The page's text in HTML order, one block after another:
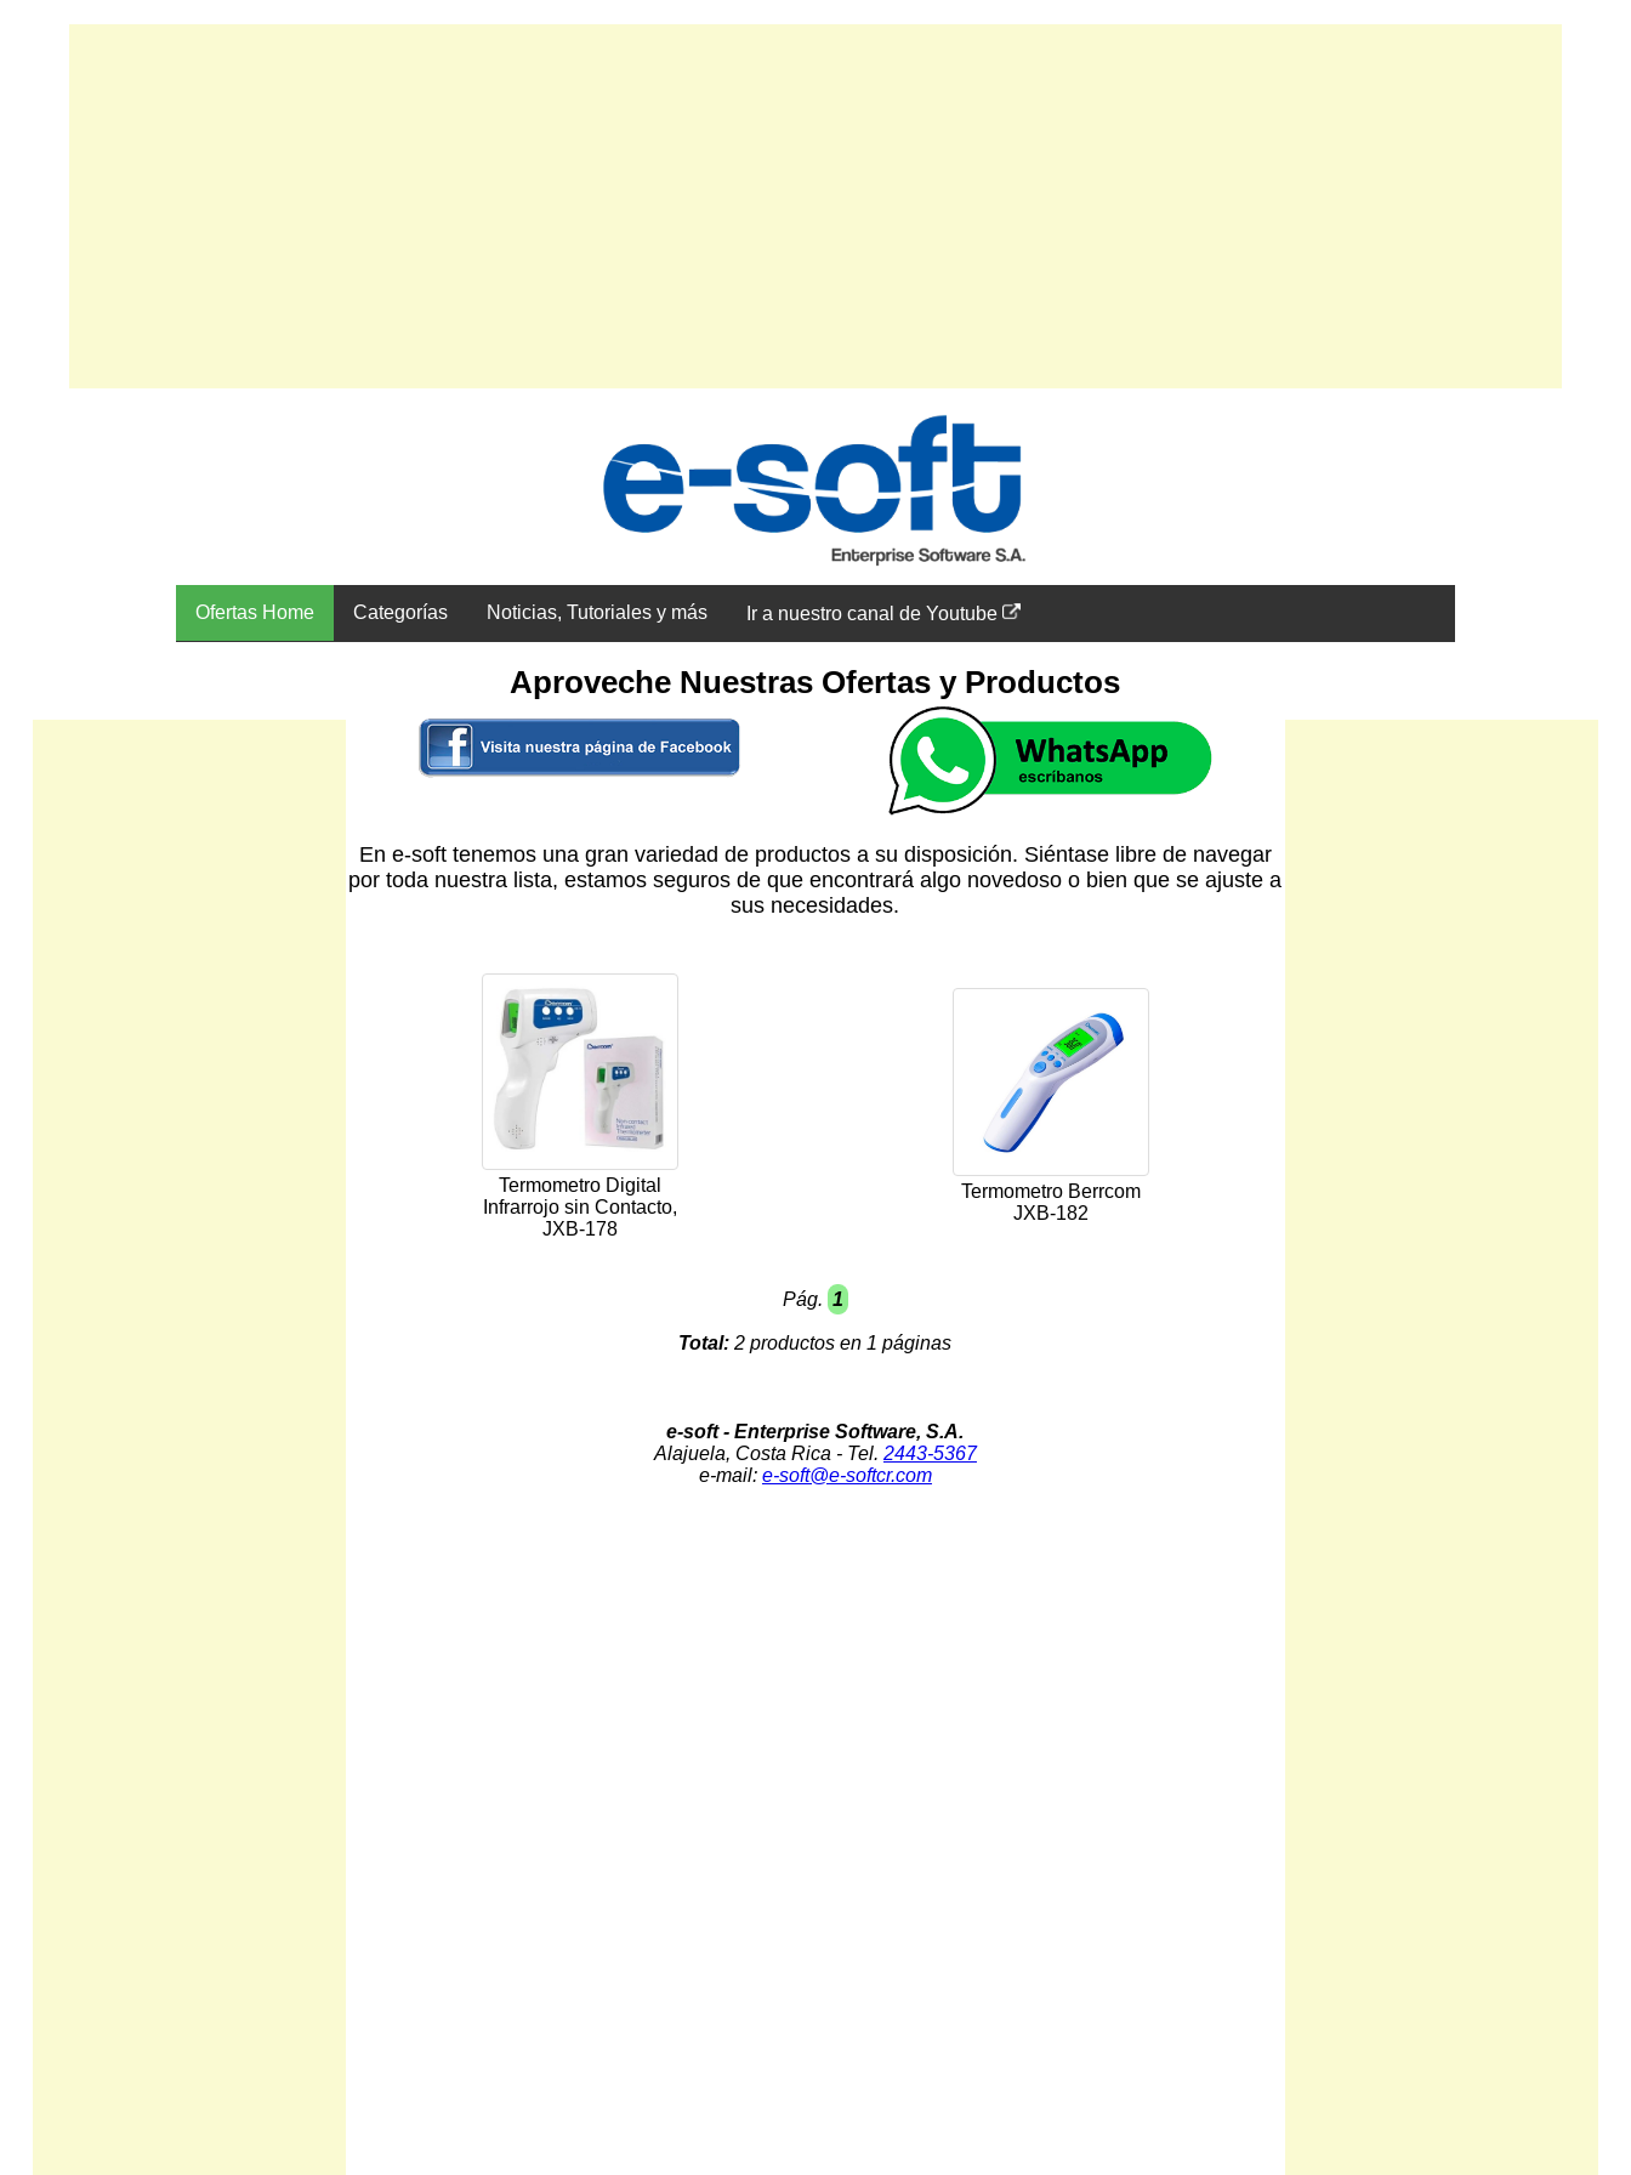
Ofertas Home Categorías Noticias, Tutoriales y más Ir a nuestro canal de Youtube
Aproveche Nuestras Ofertas y Productos
En e-soft tenemos una gran variedad de productos a su disposición. Siéntase libre de navegar
por toda nuestra lista, estamos seguros de que encontrará algo novedoso o bien que se ajuste a
sus necesidades.
Termometro Digital
Infrarrojo sin Contacto,
JXB-178
Termometro Berrcom
JXB-182
Pág. 1
Total: 2 productos en 1 páginas
e-soft - Enterprise Software, S.A.
Alajuela, Costa Rica - Tel. 2443-5367
e-mail: e-soft@e-softcr.com